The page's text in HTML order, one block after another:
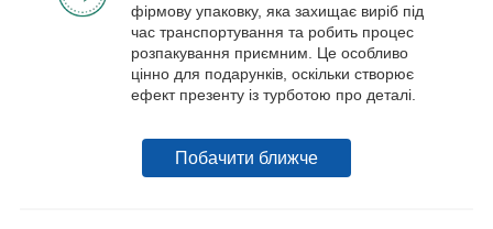
фірмову упаковку, яка захищає виріб під
час транспортування та робить процес
розпакування приємним. Це особливо
цінно для подарунків, оскільки створює
ефект презенту із турботою про деталі.
Побачити ближче